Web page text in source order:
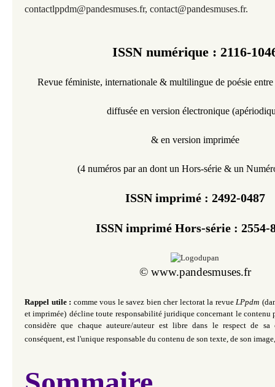
contactlppdm@pandesmuses.fr, contact@pandesmuses.fr.
ISSN numérique : 2116-
Revue féministe, internationale &multilingue de poésie
diffusée en version électronique (
& en version imprimée
(4 numéros par an dont un Hors-série & un
ISSN imprimé : 2492-0487
ISSN imprimé Hors-série : 2554-
©www.pandesmuses.fr
Rappel utile : comme vous le savez bien cher lectorat la revue LPpdm
et imprimée) décline toute responsabilité juridique concernant le contenu
considère que chaque auteure/auteur est libre dans le respect de sa
conséquent, est l'unique responsable du contenu de son texte, de son